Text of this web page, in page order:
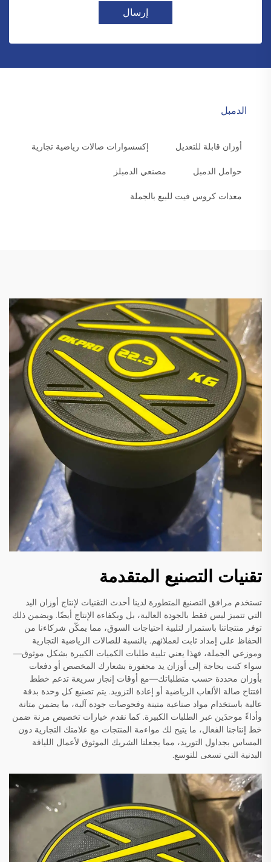
إرسال
الدمبل
أوزان قابلة للتعديل إكسسوارات صالات رياضية تجارية
حوامل الدمبل مصنعي الدمبلز
معدات كروس فيت للبيع بالجملة
تقنيات التصنيع المتقدمة
تستخدم مرافق التصنيع المتطورة لدينا أحدث التقنيات لإنتاج أوزان اليد
التي تتميز ليس فقط بالجودة العالية، بل وبكفاءة الإنتاج أيضًا. ويضمن ذلك
توفر منتجاتنا باستمرار لتلبية احتياجات السوق، مما يمكّن شركاءنا من
الحفاظ على إمداد ثابت لعملائهم. بالنسبة للصالات الرياضية التجارية
وموزعي الجملة، فهذا يعني تلبية طلبات الكميات الكبيرة بشكل موثوق—
سواء كنت بحاجة إلى أوزان يد محفورة بشعارك المخصص أو دفعات
بأوزان محددة حسب متطلباتك—مع أوقات إنجاز سريعة تدعم خطط
افتتاح صالة الألعاب الرياضية أو إعادة التزويد. يتم تصنيع كل وحدة بدقة
عالية باستخدام مواد صناعية متينة وفحوصات جودة آلية، ما يضمن متانة
وأداءً موحدَين عبر الطلبات الكبيرة. كما نقدم خيارات تخصيص مرنة ضمن
خط إنتاجنا الفعال، ما يتيح لك مواءمة المنتجات مع علامتك التجارية دون
المساس بجداول التوريد، مما يجعلنا الشريك الموثوق لأعمال اللياقة
البدنية التي تسعى للتوسع.